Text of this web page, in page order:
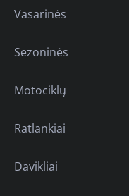
Vasarinės
Sezoninės
Motociklų
Ratlankiai
Davikliai